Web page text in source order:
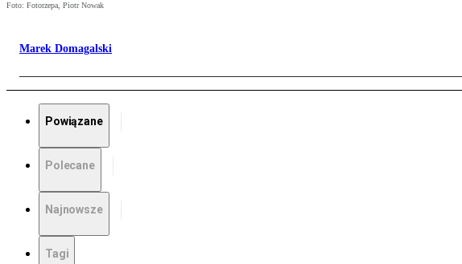
Foto: Fotorzepa, Piotr Nowak
Marek Domagalski
Powiązane
Polecane
Najnowsze
Tagi